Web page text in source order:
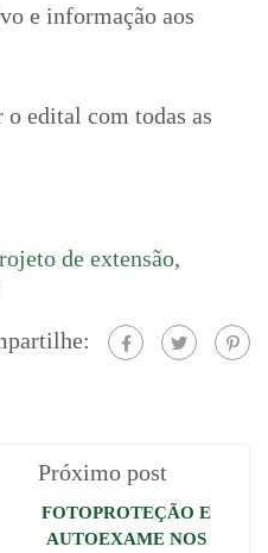
e informação aos
edital com todas as
de extensão,
Próximo post
FOTOPROTEÇÃO E
AUTOEXAME NOS